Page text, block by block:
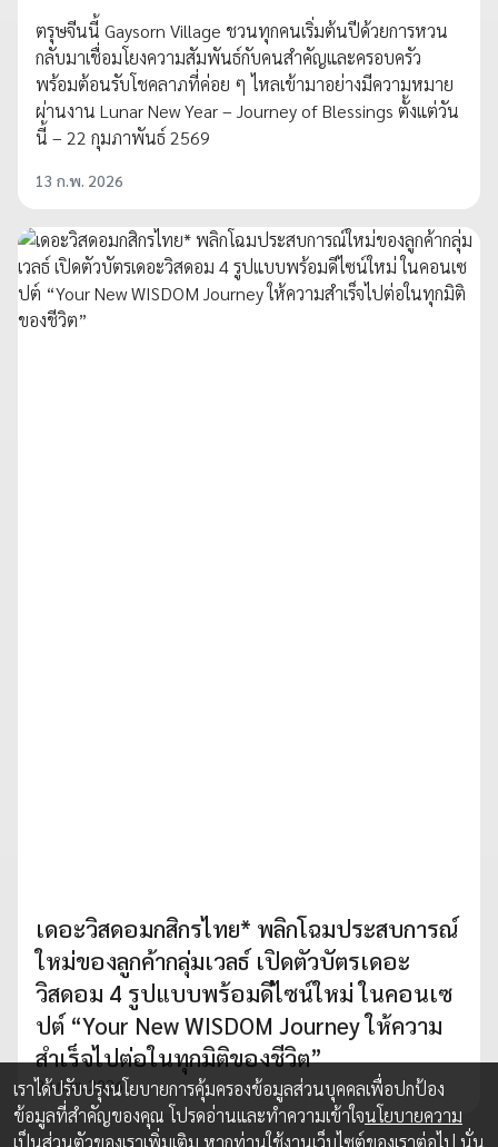
ตรุษจีนนี้ Gaysorn Village ชวนทุกคนเริ่มต้นปีด้วยการหวน
กลับมาเชื่อมโยงความสัมพันธ์กับคนสำคัญและครอบครัว
พร้อมต้อนรับโชคลาภที่ค่อย ๆ ไหลเข้ามาอย่างมีความหมาย
ผ่านงาน Lunar New Year – Journey of Blessings ตั้งแต่วัน
นี้ – 22 กุมภาพันธ์ 2569
13 ก.พ. 2026
เดอะวิสดอมกสิกรไทย* พลิกโฉมประสบการณ์
ใหม่ของลูกค้ากลุ่มเวลธ์ เปิดตัวบัตรเดอะ
วิสดอม 4 รูปแบบพร้อมดีไซน์ใหม่ ในคอนเซ
ปต์ “Your New WISDOM Journey ให้ความ
สำเร็จไปต่อในทุกมิติของชีวิต”
20 ก.พ. 2026
เราได้ปรับปรุงนโยบายการคุ้มครองข้อมูลส่วนบุคคลเพื่อปกป้อง
ข้อมูลที่สำคัญของคุณ โปรดอ่านและทำความเข้าใจนโยบายความ
เป็นส่วนตัวของเราเพิ่มเติม หากท่านใช้งานเว็บไซต์ของเราต่อไป นั่น